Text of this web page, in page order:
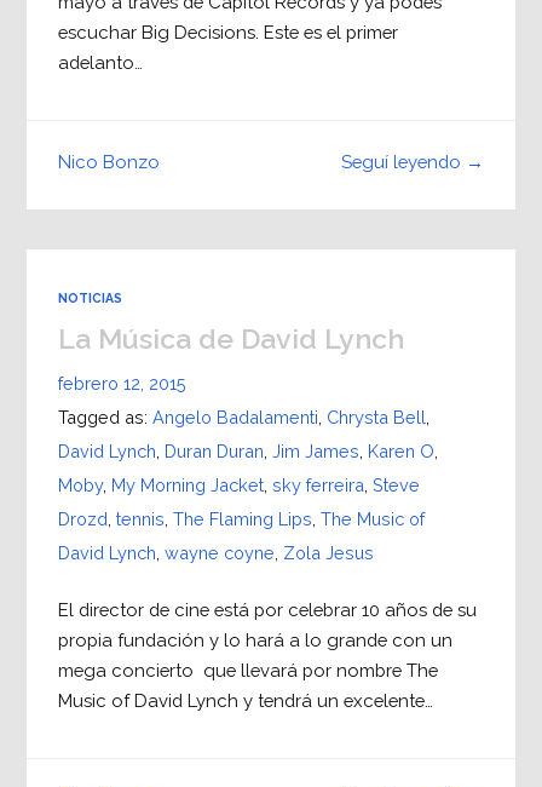
escuchar Big Decisions. Este es el primer
adelanto…
Seguí leyendo →
Nico Bonzo
NOTICIAS
La Música de David Lynch
febrero 12, 2015
Tagged as: Angelo Badalamenti Chrysta Bell
David Lynch Duran Duran Jim James Karen O
Moby, My Morning Jacket, sky ferreira Steve
Drozd tennis The Flaming Lips The Music of
David Lynch wayne coyne Zola Jesus
El director de cine está por celebrar 10 años de su
propia fundación y lo hará a lo grande con un
mega concierto que llevará por nombre The
Music of David Lynch y tendrá un excelente…